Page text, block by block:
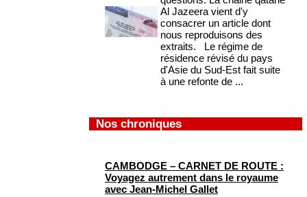
Al Jazeera vient d'y
consacrer un article dont
nous reproduisons des
extraits. Le régime de
résidence révisé du pays
d'Asie du Sud-Est fait suite
à une refonte de ...
Nos chroniques
CAMBODGE – CARNET DE ROUTE :
Voyagez autrement dans le royaume
avec Jean-Michel Gallet